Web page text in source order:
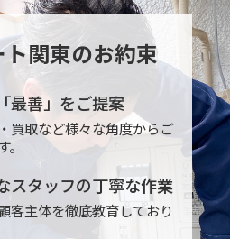
関東のお約束
最善」をご提案
買取など様々な角度からご
スタッフの丁寧な作業
客主体を徹底教育しており